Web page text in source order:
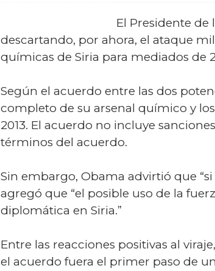
El Presidente de
descartando, por ahora, el ataque
químicas de Siria para mediados de
Según el acuerdo entre las dos
completo de su arsenal químico y
2013. El acuerdo no incluye
términos del acuerdo.
Sin embargo, Obama advirtió que
agregó que “el posible uso de la
diplomática en Siria.”
Entre las reacciones positivas al
el acuerdo fuera el primer paso de